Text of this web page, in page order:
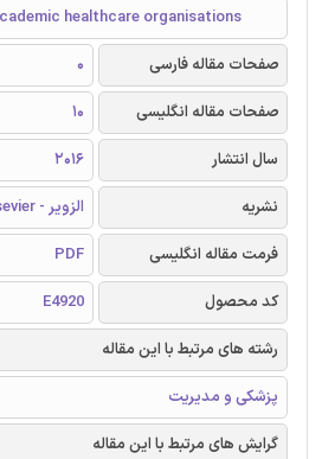
healthcare organisations
صفحات مقاله فارسی
0
صفحات مقاله انگلیسی
10
سال انتشار
2016
نشریه
الزویر - Elsevier
فرمت مقاله انگلیسی
PDF
کد محصول
E4920
رشته های مرتبط با این مقاله
پزشکی و مدیریت
گرایش های مرتبط با این مقاله